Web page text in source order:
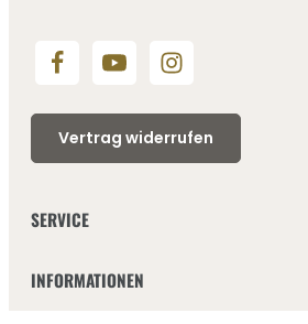
Vertrag widerrufen
SERVICE
INFORMATIONEN